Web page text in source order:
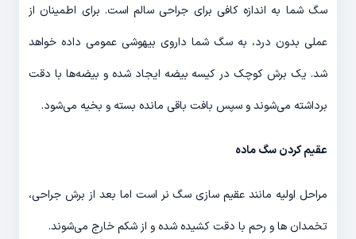
سگ شما به اندازه کافی برای جراحی سالم است. برای اطمینان از
عملی بدون درد، به سگ شما داروی بیهوشی عمومی داده خواهد
شد. یک برش کوچک در کیسه بیضه ایجاد شده و بیضه‌ها با دقت
برداشته می‌شوند و سپس بافت باقی مانده بسته و بخیه می‌شود.
عقیم کردن سگ ماده
مراحل اولیه مانند عقیم سازی سگ نر است اما بعد از برش جراحی،
تخمدان ها و رحم با دقت کشیده شده و از شکم خارج می‌شوند.